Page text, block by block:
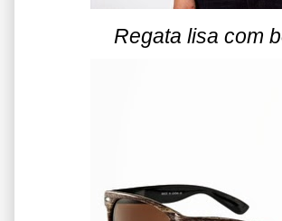
Regata lisa com